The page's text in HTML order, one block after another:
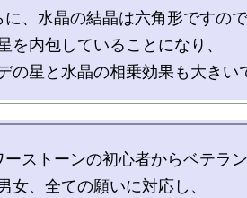
に、水晶の結晶は六角形ですの
を内包していることになり、
ーストーンの初心者からベテラ
女、全ての願いに対応し、